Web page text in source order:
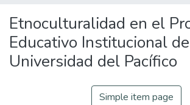
Etnoculturalidad en el
Educativo Institucional
Universidad del Pacífico
Simple item page